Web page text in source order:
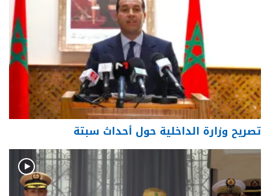
تصريح وزارة الداخلية حول أحداث سبتة